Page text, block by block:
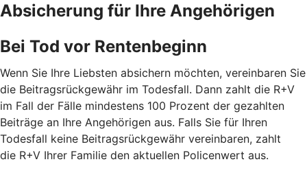
Absicherung für Ihre Angehörigen
Bei Tod vor Rentenbeginn
Wenn Sie Ihre Liebsten absichern möchten, vereinbaren Sie
die Beitragsrückgewähr im Todesfall. Dann zahlt die R+V
im Fall der Fälle mindestens 100 Prozent der gezahlten
Beiträge an Ihre Angehörigen aus. Falls Sie für Ihren
Todesfall keine Beitragsrückgewähr vereinbaren, zahlt
die R+V Ihrer Familie den aktuellen Policenwert aus.